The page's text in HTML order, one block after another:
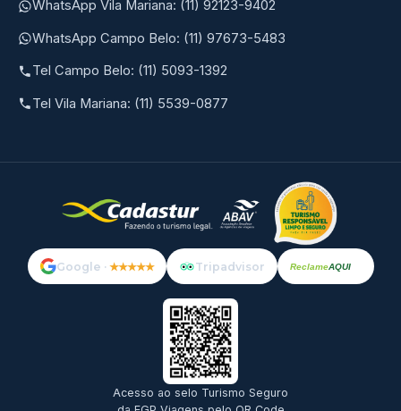
WhatsApp Vila Mariana: (11) 92123-9402
WhatsApp Campo Belo: (11) 97673-5483
Tel Campo Belo: (11) 5093-1392
Tel Vila Mariana: (11) 5539-0877
Google · ★★★★★ Tripadvisor ReclameAQUI
Acesso ao selo Turismo Seguro